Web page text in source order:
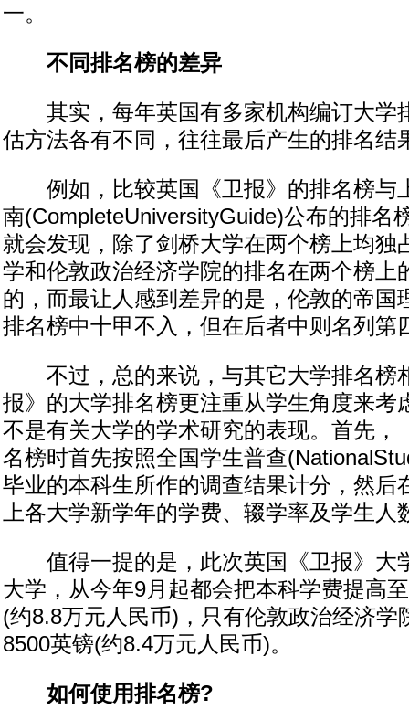
一。
不同排名榜的差异
其实，每年英国有多家机构编订大学
估方法各有不同，往往最后产生的排名结
例如，比较英国《卫报》的排名榜与
南(CompleteUniversityGuide)公布的排名
就会发现，除了剑桥大学在两个榜上均独
学和伦敦政治经济学院的排名在两个榜上
的，而最让人感到差异的是，伦敦的帝国
排名榜中十甲不入，但在后者中则名列第
不过，总的来说，与其它大学排名榜
报》的大学排名榜更注重从学生角度来考
不是有关大学的学术研究的表现。首先，
名榜时首先按照全国学生普查
毕业的本科生所作的调查结果计分，然后
上各大学新学年的学费、辍学率及学生人
值得一提的是，此次英国《卫报》大
大学，从今年9月起都会把本科学费提高
(约8.8万元人民币)，只有伦敦政治经济学
8500英镑(约8.4万元人民币)。
如何使用排名榜?